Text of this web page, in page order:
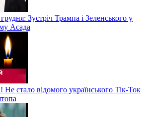
Зустріч Трампа і Зеленського у
Асада
стало відомого українського Тік-Ток